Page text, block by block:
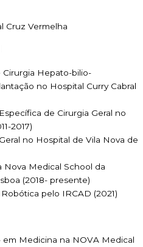
Cruz Vermelha
Hepato-bilio-
no Hospital Curry Cabral
de Cirurgia Geral no
2017)
no Hospital de Vila Nova de
Nova Medical School da
(2018- presente)
pelo IRCAD (2021)
Medicina na NOVA Medical